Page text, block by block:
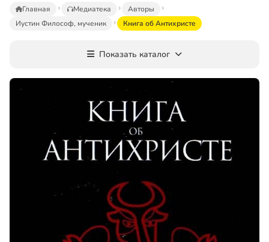
Главная Медиатека
Авторы
Иустин Философ, мученик
Книга об Антихристе
Показать каталог